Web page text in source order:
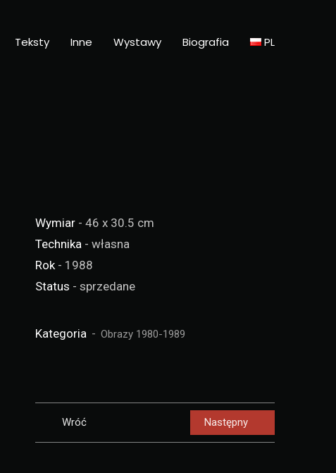
Teksty Inne Wystawy Biografia PL
Wymiar - 46 x 30.5 cm
Technika - własna
Rok- 1988
Status - sprzedane
Kategoria Obrazy 1980-1989
Wróć Następny